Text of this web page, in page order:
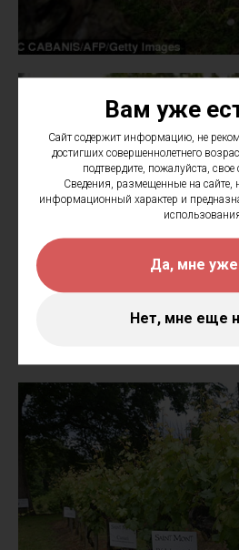
Вам уже
Сайт содержит информацию, не
достигших совершеннолетнего
подтвердите, пожалуйста, свое
Сведения, размещенные на сайте,
информационный характер и
Да, мне уже
Нет, мне еще